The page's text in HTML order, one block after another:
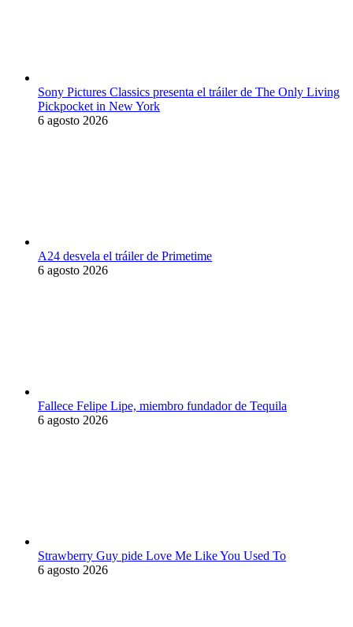
Sony Pictures Classics presenta el tráiler de The Only Living
Pickpocket in New York
6 agosto 2026
A24 desvela el tráiler de Primetime
6 agosto 2026
Fallece Felipe Lipe, miembro fundador de Tequila
6 agosto 2026
Strawberry Guy pide Love Me Like You Used To
6 agosto 2026